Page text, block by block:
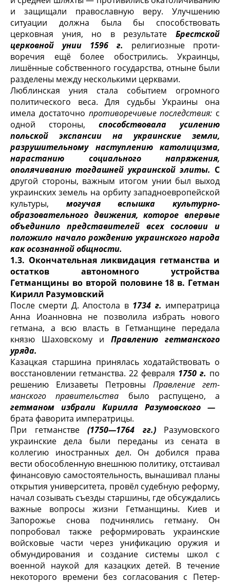
и защищали православную веру. Улучшению
ситуации должна была бы способствовать
церковная уния, но в результате
Брестской
церковной унии 1596 г. религиозные проти­
воречия ещё более обострились. Украинцы,
лишённые собственного госу­дарства, отныне были
разделены между несколькими церквами.
Люблинская уния стала событием огромного
политического веса. Для судьбы Украины она
имела достаточно противоречивые последствия: с
одной стороны,
способствовала усилению
польской экспансии на украинские земли,
разрушительному наступлению католицизма,
нарастанию социального напряжения,
ополячиванию тогдашней ук­раинской элиты. С
другой стороны, важным итогом унии был выход
укра­инских земель на орбиту западноевропейской
культуры,
могучая вспышка культурно-
образовательного движения, которое впервые
объеди­нило представителей всех сословии и
положило начало рождению украинского народа
как осознанной общности.
1.3. Окончательная ликвидация гетманства и
остатков ав­тономного устройства
Гетманщины во второй поло­вине 18 в. Гетман
Кирилл Разумовский
После смерти Д. Апостола в 1734 г. императрица
Анна Иоанновна не позволила избрать нового
гетмана, а всю власть в Гетманщине передала
князю Шаховскому и
Правлению гетманского
уряда.
Казацкая старшина принялась ходатайствовать о
восстановлении гетман­ства. 22 февраля 1750 г. по
решению Елизаветы Петровны Правление гет­
манского правительства было распущено, а
гетманом избрали Кирил­ла Разумовского —
брата фаворита императрицы.
При гетманстве
(1750—1764 гг.)Разумовского
украинские дела были переданы из сената в
коллегию иностранных дел. Он добился права
вести обособленную внешнюю политику, отстаивал
финансовую самостоятельность, вынашивал планы
открытия университета, провёл судебную реформу,
начал созывать съезды старшины, где обсуждались
важные вопросы жизни Гет­манщины. Киев и
Запорожье снова подчинялись гетману. Он
попробовал также реформировать украинские
войсковые части через унификацию ору­жия и
обмундирования и создание системы школ с
военной наукой для казацких детей. В течение
некоторого времени без согласования с Петер­